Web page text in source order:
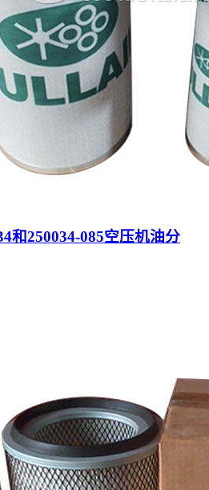
和250034-085空压机油分